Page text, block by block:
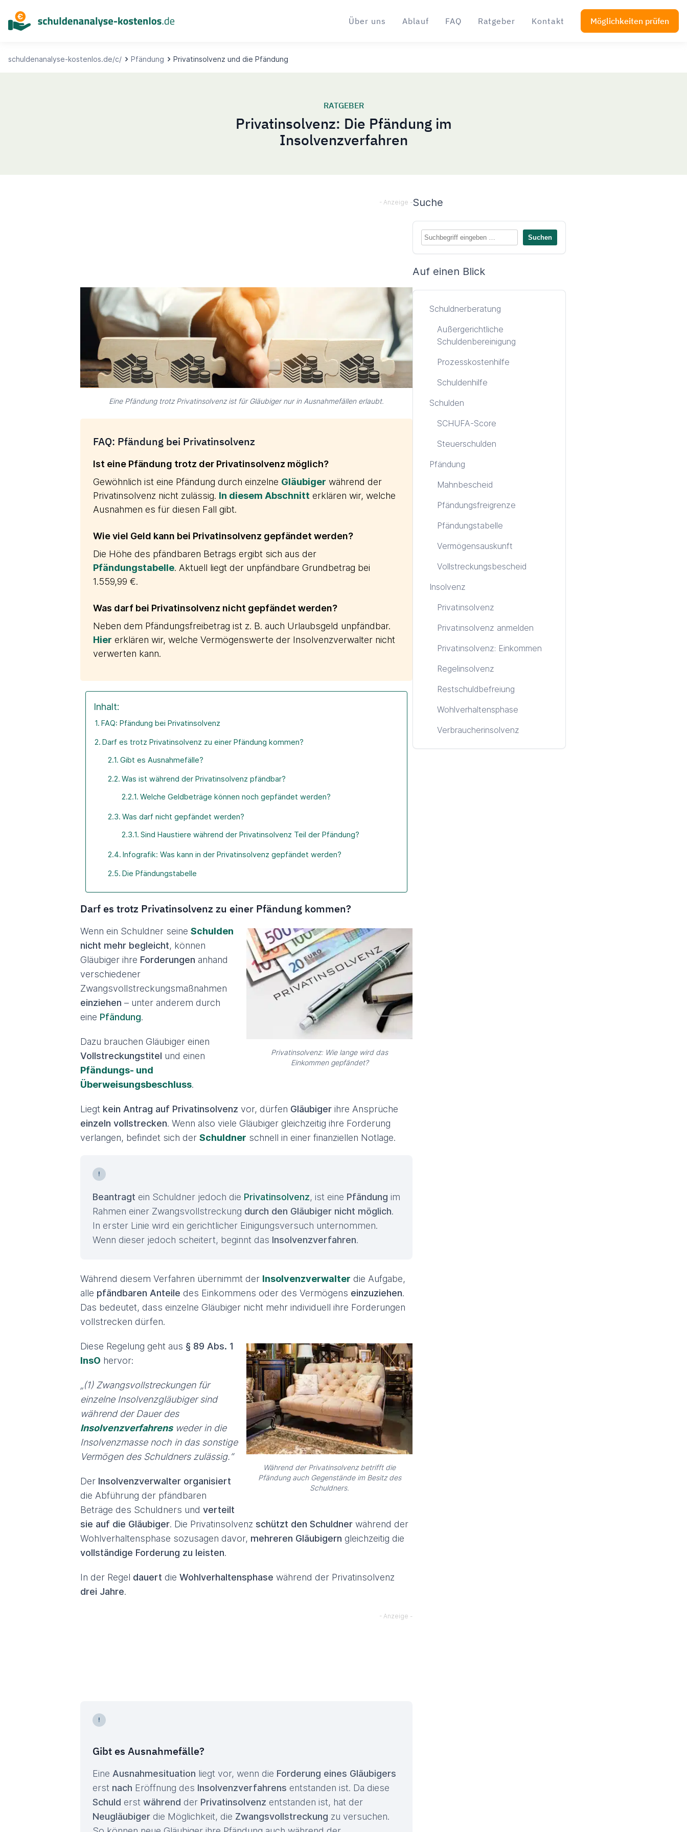
springen
Über uns Ablauf FAQ Ratgeber Kontakt Möglichkeiten prüfen
schuldenanalyse-kostenlos.de/c/ Pfändung Privatinsolvenz und die Pfändung
RATGEBER
Privatinsolvenz: Die Pfändung im
Insolvenzverfahren
Eine Pfändung trotz Privatinsolvenz ist für Gläubiger nur in Ausnahmefällen erlaubt.
FAQ: Pfändung bei Privatinsolvenz
Ist eine Pfändung trotz der Privatinsolvenz möglich?
Gewöhnlich ist eine Pfändung durch einzelne Gläubiger während der
Privatinsolvenz nicht zulässig. In diesem Abschnitt erklären wir, welche
Ausnahmen es für diesen Fall gibt.
Wie viel Geld kann bei Privatinsolvenz gepfändet werden?
Die Höhe des pfändbaren Betrags ergibt sich aus der
Pfändungstabelle. Aktuell liegt der unpfändbare Grundbetrag bei
1.559,99 €.
Was darf bei Privatinsolvenz nicht gepfändet werden?
Neben dem Pfändungsfreibetrag ist z. B. auch Urlaubsgeld unpfändbar.
Hier erklären wir, welche Vermögenswerte der Insolvenzverwalter nicht
verwerten kann.
Inhalt:
FAQ: Pfändung bei Privatinsolvenz
Darf es trotz Privatinsolvenz zu einer Pfändung kommen?
Gibt es Ausnahmefälle?
Was ist während der Privatinsolvenz pfändbar?
Welche Geldbeträge können noch gepfändet werden?
Was darf nicht gepfändet werden?
Sind Haustiere während der Privatinsolvenz Teil der Pfändung?
Infografik: Was kann in der Privatinsolvenz gepfändet werden?
Die Pfändungstabelle
Darf es trotz Privatinsolvenz zu einer Pfändung kommen?
Privatinsolvenz: Wie lange wird das
Einkommen gepfändet?
Wenn ein Schuldner seine Schulden
nicht mehr begleicht, können
Gläubiger ihre Forderungen anhand
verschiedener
Zwangsvollstreckungsmaßnahmen
einziehen – unter anderem durch
eine Pfändung.
Dazu brauchen Gläubiger einen
Vollstreckungstitel und einen
Pfändungs- und
Überweisungsbeschluss.
Liegt kein Antrag auf Privatinsolvenz vor, dürfen Gläubiger ihre Ansprüche
einzeln vollstrecken. Wenn also viele Gläubiger gleichzeitig ihre Forderung
verlangen, befindet sich der Schuldner schnell in einer finanziellen Notlage.
Beantragt ein Schuldner jedoch die Privatinsolvenz, ist eine Pfändung im
Rahmen einer Zwangsvollstreckung durch den Gläubiger nicht möglich.
In erster Linie wird ein gerichtlicher Einigungsversuch unternommen.
Wenn dieser jedoch scheitert, beginnt das Insolvenzverfahren.
Während diesem Verfahren übernimmt der Insolvenzverwalter die Aufgabe,
alle pfändbaren Anteile des Einkommens oder des Vermögens einzuziehen.
Das bedeutet, dass einzelne Gläubiger nicht mehr individuell ihre Forderungen
vollstrecken dürfen.
Während der Privatinsolvenz betrifft die
Pfändung auch Gegenstände im Besitz des
Schuldners.
Diese Regelung geht aus § 89 Abs. 1
InsO hervor:
„(1) Zwangsvollstreckungen für
einzelne Insolvenzgläubiger sind
während der Dauer des
Insolvenzverfahrensweder in die
Insolvenzmasse noch in das sonstige
Vermögen des Schuldners zulässig.“
Der Insolvenzverwalter organisiert
die Abführung der pfändbaren
Beträge des Schuldners und verteilt
sie auf die Gläubiger. Die Privatinsolvenz schützt den Schuldner während der
Wohlverhaltensphase sozusagen davor, mehreren Gläubigern gleichzeitig die
vollständige Forderung zu leisten.
In der Regel dauert die Wohlverhaltensphase während der Privatinsolvenz
drei Jahre.
Gibt es Ausnahmefälle?
Eine Ausnahmesituation liegt vor, wenn die Forderung eines Gläubigers
erst nach Eröffnung des Insolvenzverfahrens entstanden ist. Da diese
Schuld erst während der Privatinsolvenz entstanden ist, hat der
Neugläubiger die Möglichkeit, die Zwangsvollstreckung zu versuchen.
Sidebar
Suche
Auf einen Blick
Schuldnerberatung
Außergerichtliche
Schuldenbereinigung
Prozesskostenhilfe
Schuldenhilfe
Schulden
SCHUFA-Score
Steuerschulden
Pfändung
Mahnbescheid
Pfändungsfreigrenze
Pfändungstabelle
Vermögensauskunft
Vollstreckungsbescheid
Insolvenz
Privatinsolvenz
Privatinsolvenz anmelden
Privatinsolvenz: Einkommen
Regelinsolvenz
Restschuldbefreiung
Wohlverhaltensphase
Verbraucherinsolvenz